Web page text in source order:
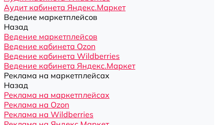
Аудит кабинета Яндекс.Маркет
Ведение маркетплейсов
Назад
Ведение маркетплейсов
Ведение кабинета Ozon
Ведение кабинета Wildberries
Ведение кабинета Яндекс.Маркет
Реклама на маркетплейсах
Назад
Реклама на маркетплейсах
Реклама на Ozon
Реклама на Wildberries